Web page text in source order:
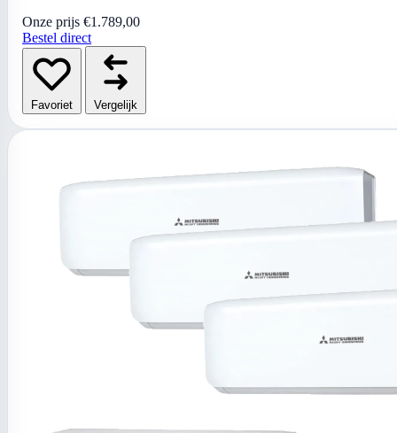
Onze prijs €1.789,00
Bestel direct
Favoriet Vergelijk